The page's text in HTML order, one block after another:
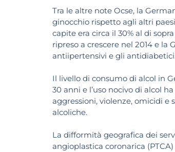
Tra le altre note Ocse, la
ginocchio rispetto agli altri
capite era circa il 30% al di
ripreso a crescere nel 2014 e
antiipertensivi e gli
Il livello di consumo di alcol in
30 anni e l’uso nocivo di alcol
aggressioni, violenze, omicidi e
alcoliche.
La difformità geografica dei
angioplastica coronarica